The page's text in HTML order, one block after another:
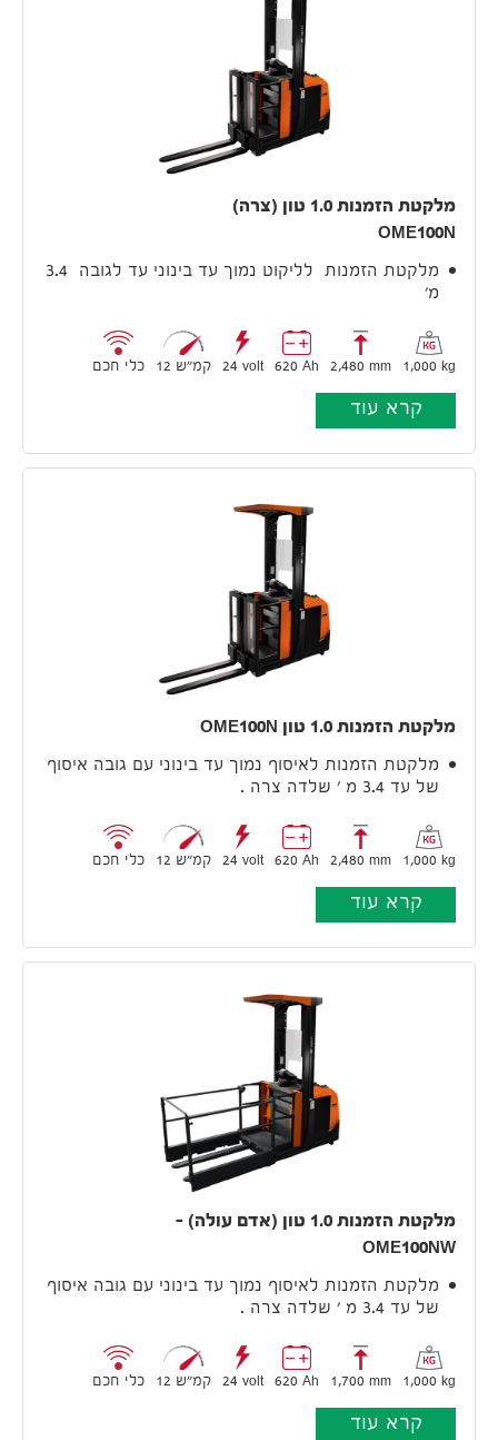
מלקטת הזמנות 1.0 טון (צרה)
OME100N
מלקטת הזמנות לליקוט נמוך עד בינוני עד לגובה 3.4
מ'
1,000 kg
2,480 mm
620 Ah
24 volt 12 קמ״ש כלי חכם
קרא עוד
מלקטת הזמנות 1.0 טון OME100N
מלקטת הזמנות לאיסוף נמוך עד בינוני עם גובה איסוף
של עד 3.4 מ ' שלדה צרה .
1,000 kg
2,480 mm
620 Ah
24 volt 12 קמ״ש כלי חכם
קרא עוד
מלקטת הזמנות 1.0 טון (אדם עולה) –
OME100NW
מלקטת הזמנות לאיסוף נמוך עד בינוני עם גובה איסוף
של עד 3.4 מ ' שלדה צרה .
1,000 kg
1,700 mm
620 Ah
24 volt 12 קמ״ש כלי חכם
קרא עוד